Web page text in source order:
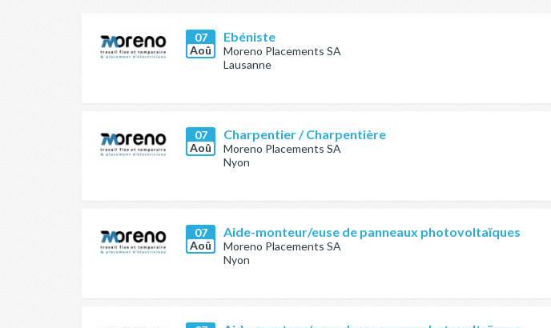
07
Aoû
Ebéniste
Moreno Placements SA
Lausanne
07
Aoû
Charpentier / Charpentière
Moreno Placements SA
Nyon
07
Aoû
Aide-monteur/euse de panneaux photovoltaïques
Moreno Placements SA
Nyon